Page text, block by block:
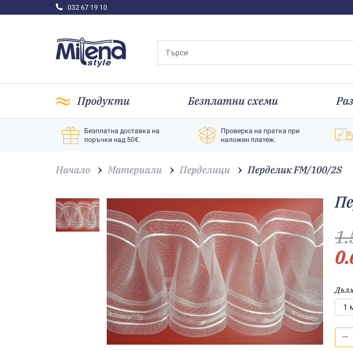
032 67 19 10
Продукти Безплатни схеми
Безплатна доставка на
поръчки над 50€.
Проверка на пратка при
наложен платеж.
Начало Материали Перделици Перделик FM/100/2S